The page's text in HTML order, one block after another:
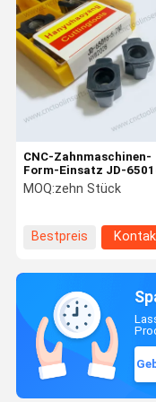
CNC-Zahnmaschinen-
Form-Einsatz JD-
5.2 -- HYB208
beschichtet, für harte
(ausgenommen
Hochfestelegierungen)
MOQ:zehn Stück
Bestpreis